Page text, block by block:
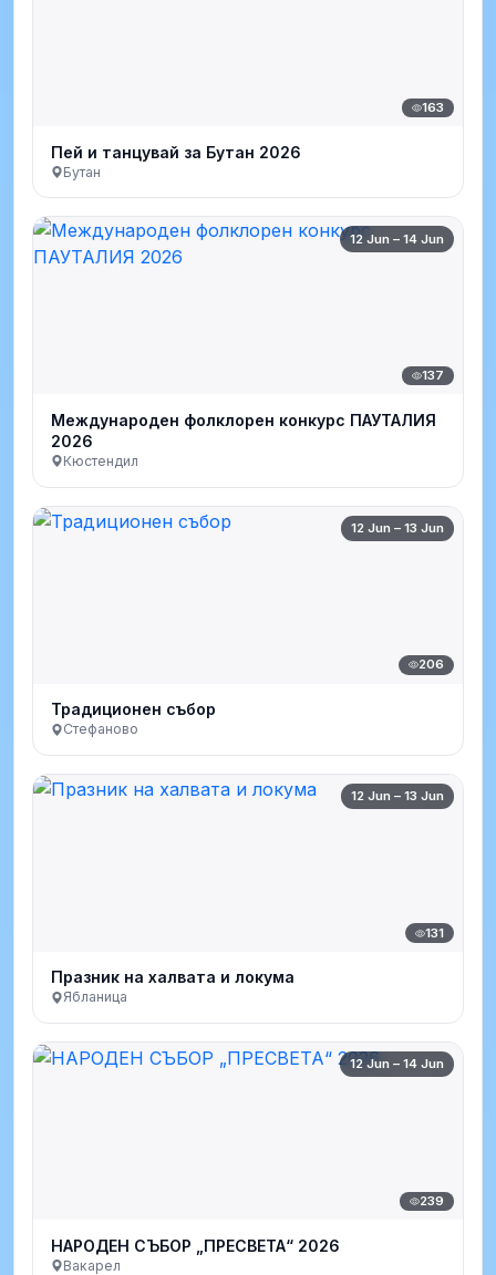
163
Пей и танцувай за Бутан 2026
Бутан
12 Jun – 14 Jun
137
Международен фолклорен конкурс ПАУТАЛИЯ
2026
Кюстендил
12 Jun – 13 Jun
206
Традиционен събор
Стефаново
12 Jun – 13 Jun
131
Празник на халвата и локума
Ябланица
12 Jun – 14 Jun
239
НАРОДЕН СЪБОР „ПРЕСВЕТА“ 2026
Вакарел